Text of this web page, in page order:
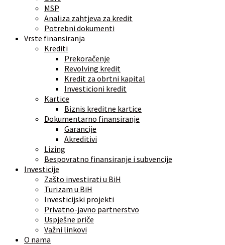
MSP
Analiza zahtjeva za kredit
Potrebni dokumenti
Vrste finansiranja
Krediti
Prekoračenje
Revolving kredit
Kredit za obrtni kapital
Investicioni kredit
Kartice
Biznis kreditne kartice
Dokumentarno finansiranje
Garancije
Akreditivi
Lizing
Bespovratno finansiranje i subvencije
Investicije
Zašto investirati u BiH
Turizam u BiH
Investicijski projekti
Privatno-javno partnerstvo
Uspješne priče
Važni linkovi
O nama